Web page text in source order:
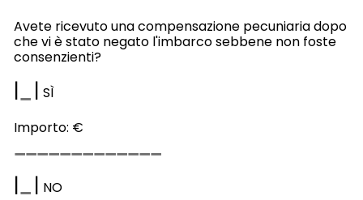
Avete ricevuto una compensazione pecuniaria dopo
che vi è stato negato l'imbarco sebbene non foste
consenzienti?
| | SÌ
Importo: €
| | NO